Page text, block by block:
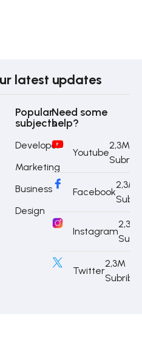
latest updates
Popular
subjects
Developer
Marketing
Business
Design
Need some
help?
Youtube
2,3M
Facebook
2,3M
Instagram
2,3M
Twitter
2,3M
Subribe